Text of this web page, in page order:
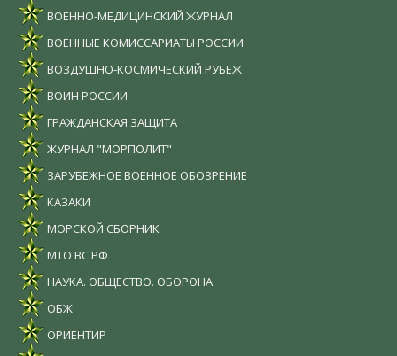
ВОЕННО-МЕДИЦИНСКИЙ ЖУРНАЛ
ВОЕННЫЕ КОМИССАРИАТЫ РОССИИ
ВОЗДУШНО-КОСМИЧЕСКИЙ РУБЕЖ
ВОИН РОССИИ
ГРАЖДАНСКАЯ ЗАЩИТА
ЖУРНАЛ "МОРПОЛИТ"
ЗАРУБЕЖНОЕ ВОЕННОЕ ОБОЗРЕНИЕ
КАЗАКИ
МОРСКОЙ СБОРНИК
МТО ВС РФ
НАУКА. ОБЩЕСТВО. ОБОРОНА
ОБЖ
ОРИЕНТИР